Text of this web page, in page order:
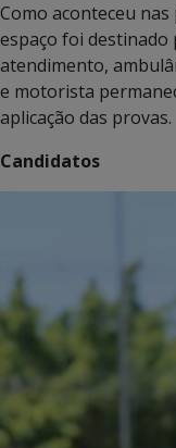
Como aconteceu
espaço foi destinado
atendimento,
e motorista
aplicação das provas.
Candidatos